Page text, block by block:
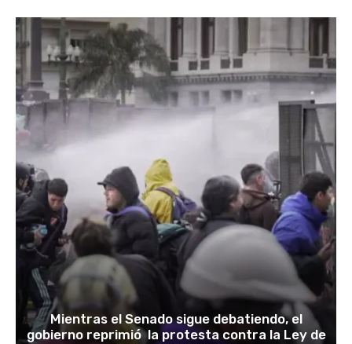
Mientras el Senado sigue debatiendo, el
gobierno reprimió la protesta contra la Ley de